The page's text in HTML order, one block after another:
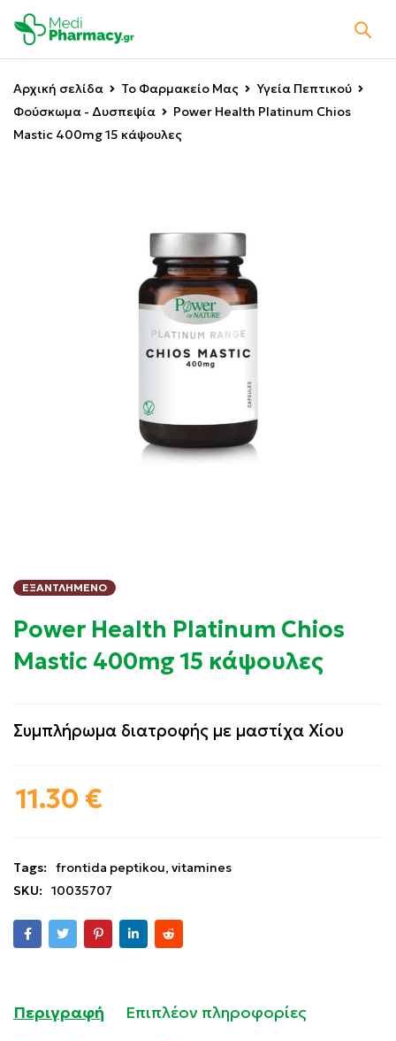
Αρχική σελίδα Το Φαρμακείο Μας
Υγεία Πεπτικού
Φούσκωμα - Δυσπεψία
Power Health Platinum Chios
Mastic 400mg 15 κάψουλες
ΕΞΑΝΤΛΗΜΈΝΟ
Power Health Platinum Chios
Mastic 400mg 15 κάψουλες
Συμπλήρωμα διατροφής με μαστίχα Χίου
11.30 €
Tags: frontida peptikou, vitamines
SKU:
10035707
Περιγραφή
Επιπλέον πληροφορίες